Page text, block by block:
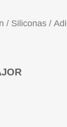
/ Siliconas /